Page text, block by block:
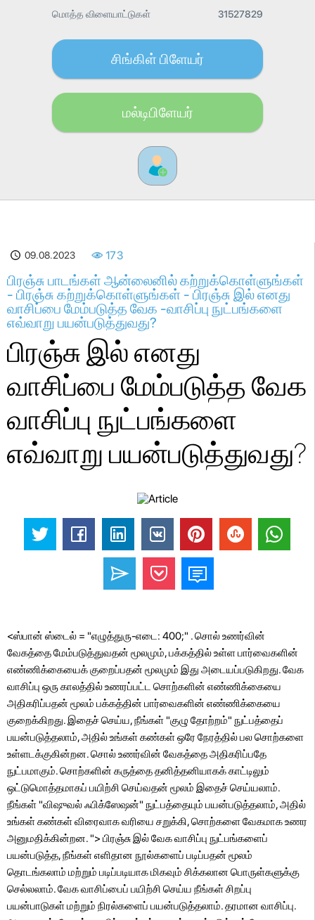
மொத்த விளையாட்டுகள் 31527829
சிங்கிள் பிளேயர்
மல்டிபிளேயர்
09.08.2023 173
பிரஞ்சு பாடங்கள் ஆன்லைனில் கற்றுக்கொள்ளுங்கள்
- பிரஞ்சு கற்றுக்கொள்ளுங்கள் - பிரஞ்சு இல் எனது
வாசிப்பை மேம்படுத்த வேக -வாசிப்பு நுட்பங்களை
எவ்வாறு பயன்படுத்துவது?
பிரஞ்சு இல் எனது
வாசிப்பை மேம்படுத்த வேக
வாசிப்பு நுட்பங்களை
எவ்வாறு பயன்படுத்துவது?
<ஸ்பான் ஸ்டைல் ​​= "எழுத்துரு-எடை: 400;" . சொல் உணர்வின்
வேகத்தை மேம்படுத்துவதன் மூலமும், பக்கத்தில் உள்ள பார்வைகளின்
எண்ணிக்கையைக் குறைப்பதன் மூலமும் இது அடையப்படுகிறது. வேக
வாசிப்பு ஒரு காலத்தில் உணரப்பட்ட சொற்களின் எண்ணிக்கையை
அதிகரிப்பதன் மூலம் பக்கத்தின் பார்வைகளின் எண்ணிக்கையை
குறைக்கிறது. இதைச் செய்ய, நீங்கள் "குழு தோற்றம்" நுட்பத்தைப்
பயன்படுத்தலாம், அதில் உங்கள் கண்கள் ஒரே நேரத்தில் பல சொற்களை
உள்ளடக்குகின்றன. சொல் உணர்வின் வேகத்தை அதிகரிப்பதே
நுட்பமாகும். சொற்களின் கருத்தை தனித்தனியாகக் காட்டிலும்
ஒட்டுமொத்தமாகப் பயிற்சி செய்வதன் மூலம் இதைச் செய்யலாம்.
நீங்கள் "விஷுவல் ஃபிக்ஸேஷன்" நுட்பத்தையும் பயன்படுத்தலாம், அதில்
உங்கள் கண்கள் விரைவாக வரியை சறுக்கி, சொற்களை வேகமாக உணர
அனுமதிக்கின்றன. "> பிரஞ்சு இல் வேக வாசிப்பு நுட்பங்களைப்
பயன்படுத்த, நீங்கள் எளிதான நூல்களைப் படிப்பதன் மூலம்
தொடங்கலாம் மற்றும் படிப்படியாக மிகவும் சிக்கலான பொருள்களுக்கு
செல்லலாம். வேக வாசிப்பைப் பயிற்சி செய்ய நீங்கள் சிறப்பு
பயன்பாடுகள் மற்றும் நிரல்களைப் பயன்படுத்தலாம். தரமான வாசிப்பு.